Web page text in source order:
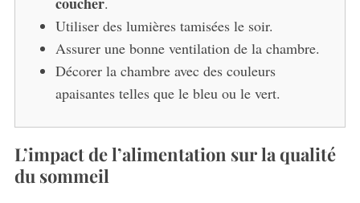
Utiliser des lumières tamisées le soir.
Assurer une bonne ventilation de la chambre.
Décorer la chambre avec des couleurs
apaisantes telles que le bleu ou le vert.
L’impact de l’alimentation sur la qualité
du sommeil